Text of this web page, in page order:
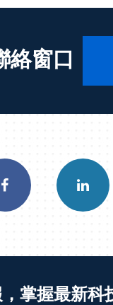
絡窗口
掌握最新科